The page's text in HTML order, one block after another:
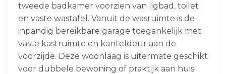
tweede badkamer voorzien van ligbad, toilet
en vaste wastafel. Vanuit de wasruimte is de
inpandig bereikbare garage toegankelijk met
vaste kastruimte en kanteldeur aan de
voorzijde. Deze woonlaag is uitermate geschikt
voor dubbele bewoning of praktijk aan huis.